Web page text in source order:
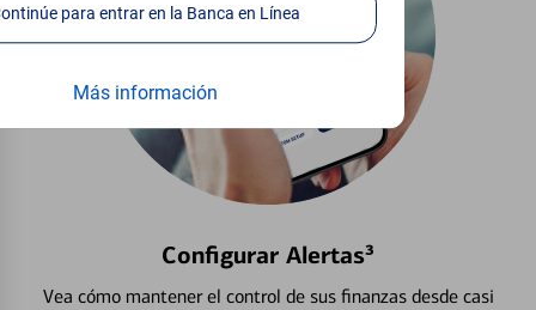
Continúe para entrar en la Banca en Línea
Más información
Configurar Alertas³
Vea cómo mantener el control de sus finanzas desde casi